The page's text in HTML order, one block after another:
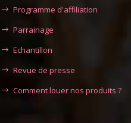
Programme d'affiliation
Parrainage
Echantillon
Revue de presse
Comment louer nos produits ?